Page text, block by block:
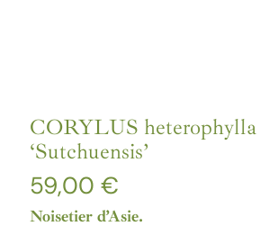
CORYLUS heterophylla
‘Sutchuensis’
59,00 €
Noisetier d’Asie.